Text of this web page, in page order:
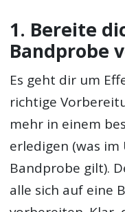
1. Bereite
Bandprobe
Es geht dir um
richtige
mehr in einem
erledigen (was
Bandprobe gilt).
alle sich auf eine